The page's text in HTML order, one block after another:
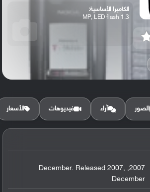
الكاميرا الأساسية:
1.3 MP, LED flash
الصور آراء فيديوهات الأسعار
2007, December. Released 2007,
December